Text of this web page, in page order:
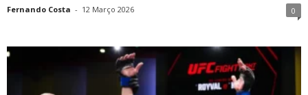
Fernando Costa - 12 Março 2026 0